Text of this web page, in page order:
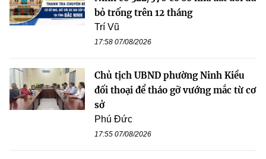
bỏ trống trên 12 tháng
Trí Vũ
17:58 07/08/2026
Chủ tịch UBND phường Ninh Kiều
đối thoại để tháo gỡ vướng mắc từ cơ
sở
Phú Đức
17:55 07/08/2026